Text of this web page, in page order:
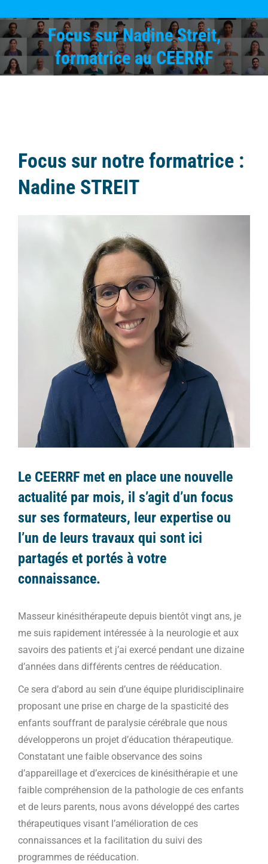
Focus sur Nadine Streit,
formatrice au CEERRF
Vous êtes ici :
Focus sur notre formatrice :
Nadine STREIT
Le CEERRF met en place une nouvelle
actualité par mois, il s’agit d’un focus
sur ses formateurs, leur expertise ou
l’un de leurs travaux qui sont ici
partagés et portés à votre
connaissance.
Masseur kinésithérapeute depuis bientôt vingt ans, je
me suis rapidement intéressée à la neurologie et aux
savoirs des patients et j’ai exercé pendant une dizaine
d’années dans différents centres de rééducation.
Ce sera d’abord au sein d’une équipe pluridisciplinaire
proposant une prise en charge de la spasticité des
enfants souffrant de paralysie cérébrale que nous
développerons un projet d’éducation thérapeutique.
Constatant une faible observance des soins
d’appareillage et d’exercices de kinésithérapie et une
faible compréhension de la pathologie de ces enfants
et de leurs parents, nous avons développé des cartes
thérapeutiques visant l’amélioration de ces
connaissances et la facilitation du suivi des
programmes de rééducation.